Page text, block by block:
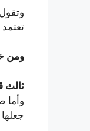
ومن
ثالث
وأما